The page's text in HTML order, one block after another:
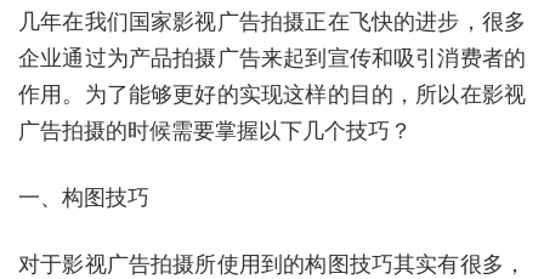
几年在我们国家影视广告拍摄正在飞快的进步，很多
企业通过为产品拍摄广告来起到宣传和吸引消费者的
作用。为了能够更好的实现这样的目的，所以在影视
广告拍摄的时候需要掌握以下几个技巧？
一、构图技巧
对于影视广告拍摄所使用到的构图技巧其实有很多，